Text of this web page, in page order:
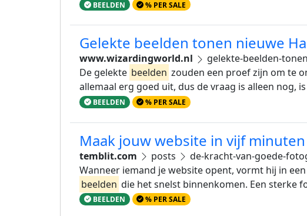
BEELDEN % PER SALE
Gelekte beelden tonen nieuwe
www.wizardingworld.nl
gelekte-beelden-
De gelekte beelden zouden een proef zijn om te
allemaal erg goed uit, dus de vraag is alleen nog,
BEELDEN % PER SALE
Maak jouw website in vijf
temblit.com posts
de-kracht-van-goede-
Wanneer iemand je website opent, vormt hij in
beelden die het snelst binnenkomen. Een sterke
BEELDEN % PER SALE